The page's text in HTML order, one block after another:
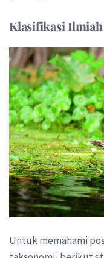
Klasifikasi
Untuk memahami